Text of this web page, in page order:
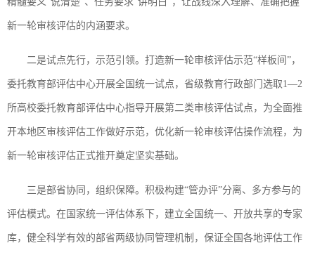
新一轮审核评估的内涵要求。
二是试点先行，示范引领。打造新一轮审核评估示范“样板间”，
委托教育部评估中心开展全国统一试点，省级教育行政部门选取1—2
所高校委托教育部评估中心指导开展第二类审核评估试点，为全面推
开本地区审核评估工作做好示范，优化新一轮审核评估操作流程，为
新一轮审核评估正式推开奠定坚实基础。
三是部省协同，组织保障。积极构建“管办评”分离、多方参与的
评估模式。在国家统一评估体系下，建立全国统一、开放共享的专家
库，健全科学有效的部省两级协同管理机制，保证全国各地评估工作